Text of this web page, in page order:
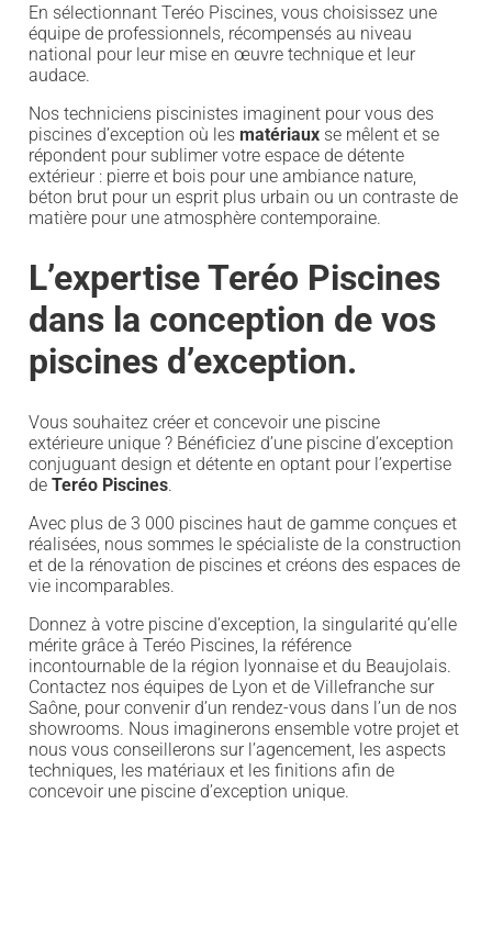
En sélectionnant Teréo Piscines, vous choisissez une
équipe de professionnels, récompensés au niveau
national pour leur mise en œuvre technique et leur
audace.
Nos techniciens piscinistes imaginent pour vous des
piscines d’exception où les matériaux se mêlent et se
répondent pour sublimer votre espace de détente
extérieur : pierre et bois pour une ambiance nature,
béton brut pour un esprit plus urbain ou un contraste de
matière pour une atmosphère contemporaine.
L’expertise Teréo Piscines
dans la conception de vos
piscines d’exception.
Vous souhaitez créer et concevoir une piscine
extérieure unique ? Bénéficiez d’une piscine d’exception
conjuguant design et détente en optant pour l’expertise
de Teréo Piscines.
Avec plus de 3 000 piscines haut de gamme conçues et
réalisées, nous sommes le spécialiste de la construction
et de la rénovation de piscines et créons des espaces de
vie incomparables.
Donnez à votre piscine d’exception, la singularité qu’elle
mérite grâce à Teréo Piscines, la référence
incontournable de la région lyonnaise et du Beaujolais.
Contactez nos équipes de Lyon et de Villefranche sur
Saône, pour convenir d’un rendez-vous dans l’un de nos
showrooms. Nous imaginerons ensemble votre projet et
nous vous conseillerons sur l’agencement, les aspects
techniques, les matériaux et les finitions afin de
concevoir une piscine d’exception unique.